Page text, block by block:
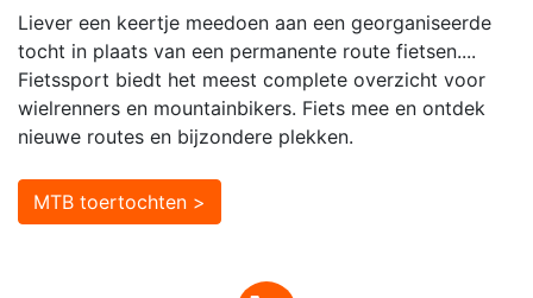
Liever een keertje meedoen aan een georganiseerde
tocht in plaats van een permanente route fietsen....
Fietssport biedt het meest complete overzicht voor
wielrenners en mountainbikers. Fiets mee en ontdek
nieuwe routes en bijzondere plekken.
MTB toertochten >